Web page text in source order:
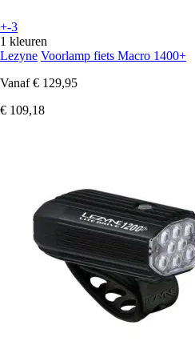
+-3
1 kleuren
Lezyne Voorlamp fiets Macro 1400+
Vanaf € 129,95
€ 109,18